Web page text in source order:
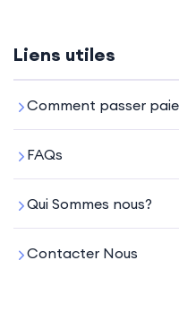
Liens utiles
Comment passer
FAQs
Qui Sommes nous?
Contacter Nous